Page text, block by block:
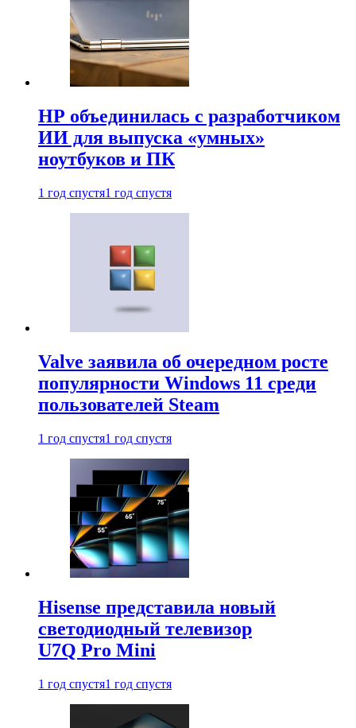
HP объединилась с разработчиком
ИИ для выпуска «умных»
ноутбуков и ПК
1 год спустя1 год спустя
Valve заявила об очередном росте
популярности Windows 11 среди
пользователей Steam
1 год спустя1 год спустя
Hisense представила новый
светодиодный телевизор
U7Q Pro Mini
1 год спустя1 год спустя